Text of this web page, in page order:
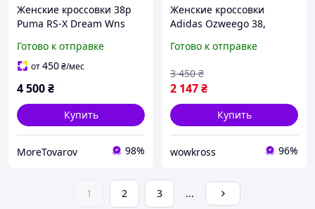
Женские кроссовки 38р
Puma RS-X Dream Wns
Готово к отправке
от450₴/мес
4 500₴
Купить
MoreTovarov 98%
Женские кроссовки
Adidas Ozweego 38,
кроссы, кроссовки для
Готово к отправке
2 147₴
3 450 ₴
Купить
wowkross 96%
1 2 3 ...